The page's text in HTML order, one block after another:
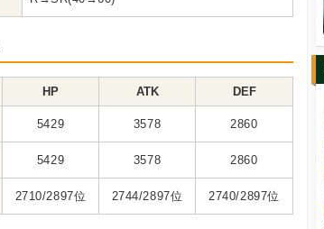
HP ATK DEF
5429 3578 2860
5429 3578 2860
2710/2897位 2744/2897位 2740/2897位